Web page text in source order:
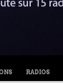
RADIOS